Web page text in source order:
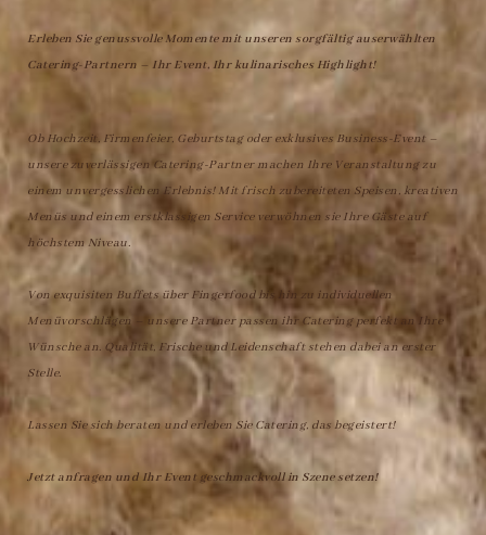
Erleben Sie genussvolle Momente mit unseren sorgfältig auserwählten
Catering-Partnern – Ihr Event, Ihr kulinarisches Highlight!
Ob Hochzeit, Firmenfeier, Geburtstag oder exklusives Business-Event –
unsere zuverlässigen Catering-Partner machen Ihre Veranstaltung zu
einem unvergesslichen Erlebnis! Mit frisch zubereiteten Speisen, kreativen
Menüs und einem erstklassigen Service verwöhnen sie Ihre Gäste auf
höchstem Niveau.
Von exquisiten Buffets über Fingerfood bis hin zu individuellen
Menüvorschlägen – unsere Partner passen ihr Catering perfekt an Ihre
Wünsche an. Qualität, Frische und Leidenschaft stehen dabei an erster
Stelle.
Lassen Sie sich beraten und erleben Sie Catering, das begeistert!
Jetzt anfragen und Ihr Event geschmackvoll in Szene setzen!